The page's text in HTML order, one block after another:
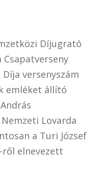
Díjugrató
versenyszám
emléket állító
Lovarda
a Turi József
ről elnevezett